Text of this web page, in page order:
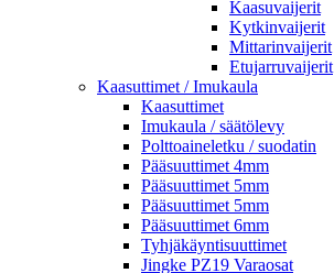
Kaasuvaijerit
Kytkinvaijerit
Mittarinvaijerit
Etujarruvaijerit
Kaasuttimet / Imukaula
Kaasuttimet
Imukaula / säätölevy
Polttoaineletku / suodatin
Pääsuuttimet 4mm
Pääsuuttimet 5mm
Pääsuuttimet 5mm
Pääsuuttimet 6mm
Tyhjäkäyntisuuttimet
Jingke PZ19 Varaosat